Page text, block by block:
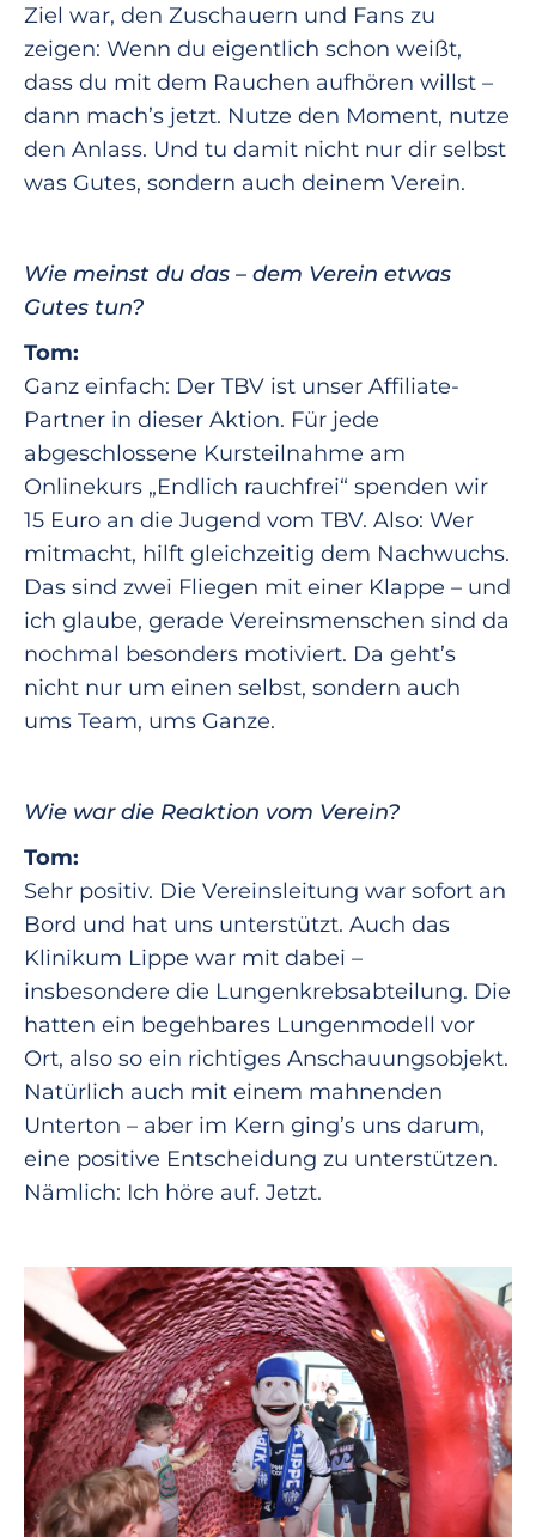
Ziel war, den Zuschauern und Fans zu
zeigen: Wenn du eigentlich schon weißt,
dass du mit dem Rauchen aufhören willst –
dann mach’s jetzt. Nutze den Moment, nutze
den Anlass. Und tu damit nicht nur dir selbst
was Gutes, sondern auch deinem Verein.
Wie meinst du das – dem Verein etwas
Gutes tun?
Tom:
Ganz einfach: Der TBV ist unser Affiliate-
Partner in dieser Aktion. Für jede
abgeschlossene Kursteilnahme am
Onlinekurs „Endlich rauchfrei“ spenden wir
15 Euro an die Jugend vom TBV. Also: Wer
mitmacht, hilft gleichzeitig dem Nachwuchs.
Das sind zwei Fliegen mit einer Klappe – und
ich glaube, gerade Vereinsmenschen sind da
nochmal besonders motiviert. Da geht’s
nicht nur um einen selbst, sondern auch
ums Team, ums Ganze.
Wie war die Reaktion vom Verein?
Tom:
Sehr positiv. Die Vereinsleitung war sofort an
Bord und hat uns unterstützt. Auch das
Klinikum Lippe war mit dabei –
insbesondere die Lungenkrebsabteilung. Die
hatten ein begehbares Lungenmodell vor
Ort, also so ein richtiges Anschauungsobjekt.
Natürlich auch mit einem mahnenden
Unterton – aber im Kern ging’s uns darum,
eine positive Entscheidung zu unterstützen.
Nämlich: Ich höre auf. Jetzt.